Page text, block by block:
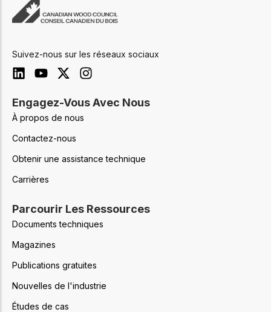
Suivez-nous sur les réseaux sociaux
Engagez-Vous Avec Nous
À propos de nous
Contactez-nous
Obtenir une assistance technique
Carrières
Parcourir Les Ressources
Documents techniques
Magazines
Publications gratuites
Nouvelles de l'industrie
Études de cas